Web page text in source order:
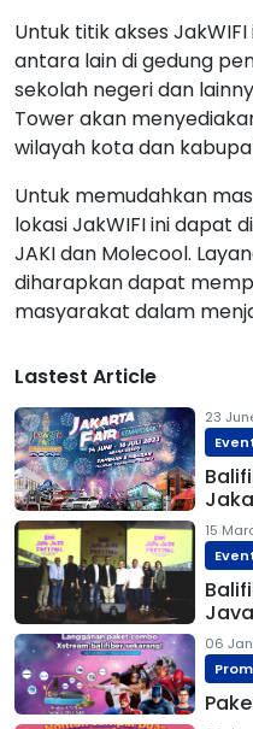
Untuk titik akses
antara lain di gedung
sekolah negeri dan
Tower akan
wilayah kota dan
Untuk memudahkan
lokasi JakWIFI ini dapat
JAKI dan Molecool.
diharapkan dapat
masyarakat dalam
Lastest Article
23
15
06